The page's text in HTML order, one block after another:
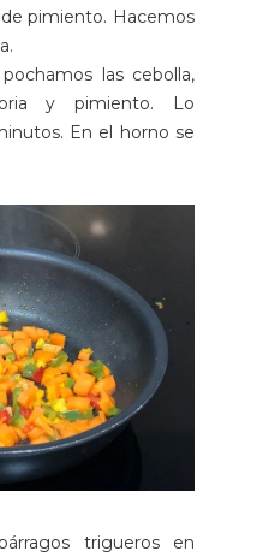
pimiento. Hacemos
las cebolla,
y pimiento. Lo
En el horno se
trigueros en